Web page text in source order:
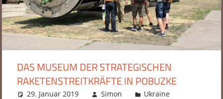
DAS MUSEUM DER STRATEGISCHEN
RAKETENSTREITKRÄFTE IN POBUZKE
29. Januar 2019 Simon Ukraine